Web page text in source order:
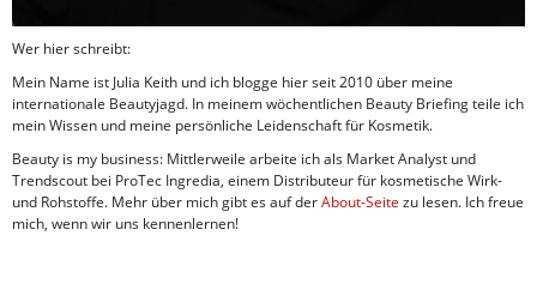
Wer hier schreibt:
Mein Name ist Julia Keith und ich blogge hier seit 2010 über meine
internationale Beautyjagd. In meinem wöchentlichen Beauty Briefing teile ich
mein Wissen und meine persönliche Leidenschaft für Kosmetik.
Beauty is my business: Mittlerweile arbeite ich als Market Analyst und
Trendscout bei ProTec Ingredia, einem Distributeur für kosmetische Wirk-
und Rohstoffe. Mehr über mich gibt es auf derAbout-Seite zu lesen. Ich freue
mich, wenn wir uns kennenlernen!